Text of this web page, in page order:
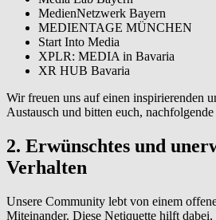
MedienNetzwerk Bayern
MEDIENTAGE MÜNCHEN
Start Into Media
XPLR: MEDIA in Bavaria
XR HUB Bavaria
Wir freuen uns auf einen inspirierenden
Austausch und bitten euch,
2. Erwünschtes und
Verhalten
Unsere Community lebt von einem
Miteinander. Diese Netiquette hilft